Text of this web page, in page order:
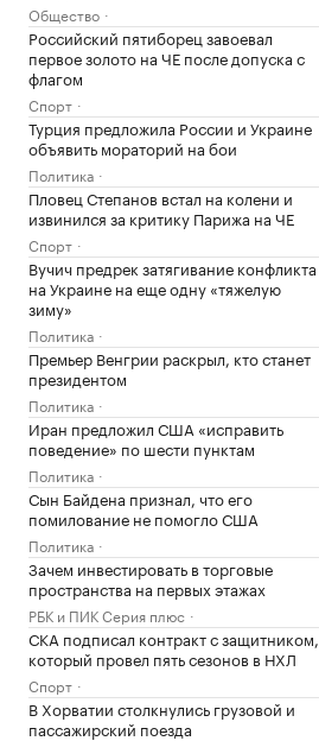
Общество
Российский пятиборец завоевал
первое золото на ЧЕ после допуска с
флагом
Спорт
Турция предложила России и Украине
объявить мораторий на бои
Политика
Пловец Степанов встал на колени и
извинился за критику Парижа на ЧЕ
Спорт
Вучич предрек затягивание конфликта
на Украине на еще одну «тяжелую
зиму»
Политика
Премьер Венгрии раскрыл, кто станет
президентом
Политика
Иран предложил США «исправить
поведение» по шести пунктам
Политика
Сын Байдена признал, что его
помилование не помогло США
Политика
Зачем инвестировать в торговые
пространства на первых этажах
РБК и ПИК Серия плюс
СКА подписал контракт с защитником,
который провел пять сезонов в НХЛ
Спорт
В Хорватии столкнулись грузовой и
пассажирский поезда